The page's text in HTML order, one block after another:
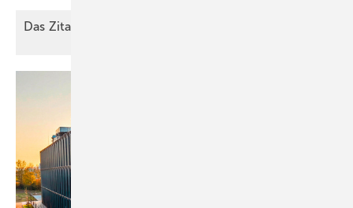
Das Zitat des